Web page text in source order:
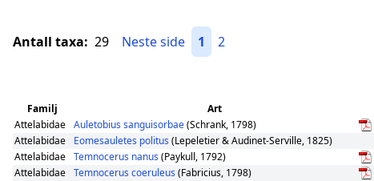
Antall taxa: 29 Neste side 1 2
Familj Art
Attelabidae Auletobius sanguisorbae(Schrank, 1798)
Attelabidae
Eomesauletes politus (Lepeletier & Audinet-Serville, 1825)
Attelabidae Temnocerus nanus (Paykull, 1792)
Attelabidae Temnocerus coeruleus (Fabricius, 1798)